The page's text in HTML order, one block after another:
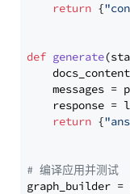
return {
def generate(
messages =
response =
return {
# 编译应用并测试
graph_builder =